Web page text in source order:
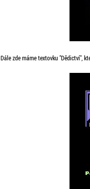
Dále zde máme textovku "Dědictví",